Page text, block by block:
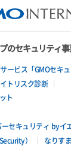
のセキュリティ
ービス「GMOセキュ
トリスク診断
ト
セキュリティ byイ
）
なりす